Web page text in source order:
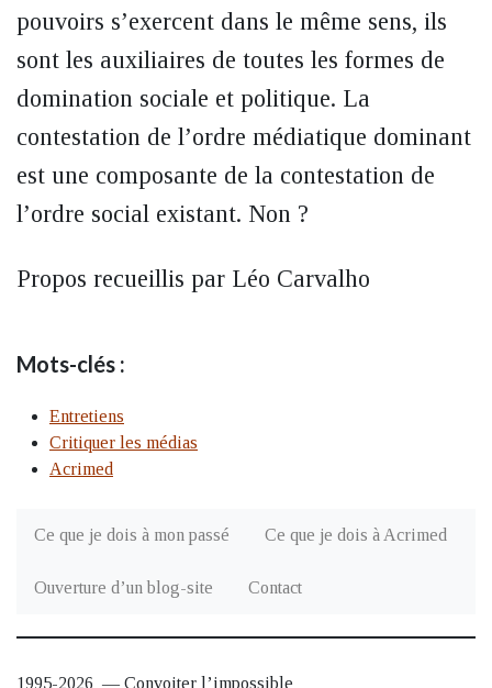
pouvoirs s’exercent dans le même sens, ils
sont les auxiliaires de toutes les formes de
domination sociale et politique. La
contestation de l’ordre médiatique dominant
est une composante de la contestation de
l’ordre social existant. Non ?
Propos recueillis par Léo Carvalho
Mots-clés :
Entretiens
Critiquer les médias
Acrimed
Ce que je dois à mon passé Ce que je dois à Acrimed
Ouverture d’un blog-site Contact
1995-2026 — Convoiter l’impossible